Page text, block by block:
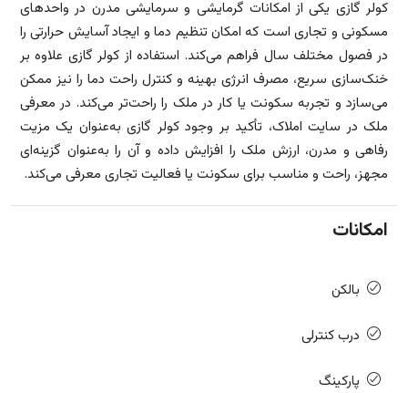
کولر گازی یکی از امکانات گرمایشی و سرمایشی مدرن در واحدهای
مسکونی و تجاری است که امکان تنظیم دما و ایجاد آسایش حرارتی را
در فصول مختلف سال فراهم می‌کند. استفاده از کولر گازی علاوه بر
خنک‌سازی سریع، مصرف انرژی بهینه و کنترل راحت دما را نیز ممکن
می‌سازد و تجربه سکونت یا کار در ملک را راحت‌تر می‌کند. در معرفی
ملک در سایت املاک، تأکید بر وجود کولر گازی به‌عنوان یک مزیت
رفاهی و مدرن، ارزش ملک را افزایش داده و آن را به‌عنوان گزینه‌ای
مجهز، راحت و مناسب برای سکونت یا فعالیت تجاری معرفی می‌کند.
امکانات
بالکن
درب کنترلی
پارکینگ